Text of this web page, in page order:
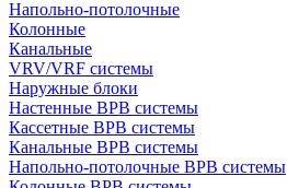
Напольно-потолочные
Колонные
Канальные
VRV/VRF системы
Наружные блоки
Настенные ВРВ системы
Кассетные ВРВ системы
Канальные ВРВ системы
Напольно-потолочные ВРВ системы